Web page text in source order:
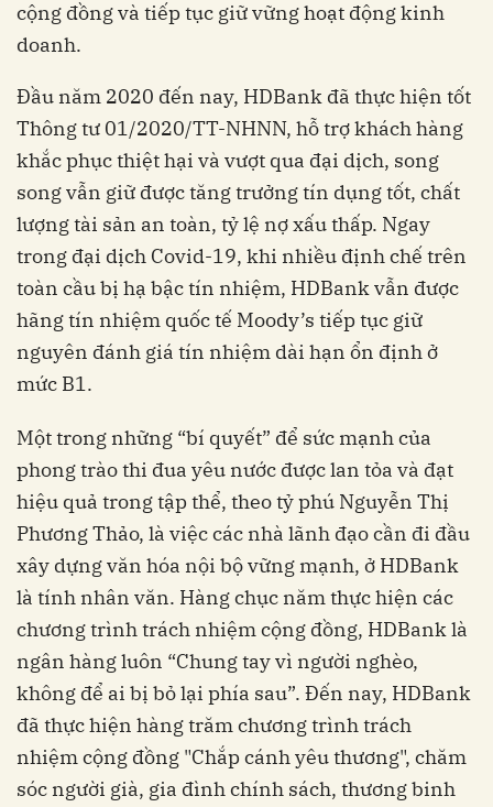
cộng đồng và tiếp tục giữ vững hoạt động kinh
doanh.
Đầu năm 2020 đến nay, HDBank đã thực hiện tốt
Thông tư 01/2020/TT-NHNN, hỗ trợ khách hàng
khắc phục thiệt hại và vượt qua đại dịch, song
song vẫn giữ được tăng trưởng tín dụng tốt, chất
lượng tài sản an toàn, tỷ lệ nợ xấu thấp. Ngay
trong đại dịch Covid-19, khi nhiều định chế trên
toàn cầu bị hạ bậc tín nhiệm, HDBank vẫn được
hãng tín nhiệm quốc tế Moody’s tiếp tục giữ
nguyên đánh giá tín nhiệm dài hạn ổn định ở
mức B1.
Một trong những “bí quyết” để sức mạnh của
phong trào thi đua yêu nước được lan tỏa và đạt
hiệu quả trong tập thể, theo tỷ phú Nguyễn Thị
Phương Thảo, là việc các nhà lãnh đạo cần đi đầu
xây dựng văn hóa nội bộ vững mạnh, ở HDBank
là tính nhân văn. Hàng chục năm thực hiện các
chương trình trách nhiệm cộng đồng, HDBank là
ngân hàng luôn “Chung tay vì người nghèo,
không để ai bị bỏ lại phía sau”. Đến nay, HDBank
đã thực hiện hàng trăm chương trình trách
nhiệm cộng đồng "Chắp cánh yêu thương", chăm
sóc người già, gia đình chính sách, thương binh